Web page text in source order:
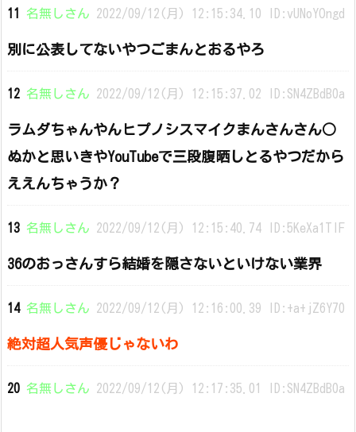
11 名無しさん 2022/09/12(月) 12:15:34.10 ID:vUNoYOngd
別に公表してないやつごまんとおるやろ
12 名無しさん 2022/09/12(月) 12:15:37.02 ID:SN4ZBdB0a
ラムダちゃんやんヒプノシスマイクまんさんさん○
ぬかと思いきやYouTubeで三段腹晒しとるやつだから
ええんちゃうか？
13 名無しさん 2022/09/12(月) 12:15:40.74 ID:5KeXa1TIF
36のおっさんすら結婚を隠さないといけない業界
14 名無しさん 2022/09/12(月) 12:16:00.39 ID:+a+jZ6Y70
絶対超人気声優じゃないわ
20 名無しさん 2022/09/12(月) 12:17:35.01 ID:SN4ZBdB0a